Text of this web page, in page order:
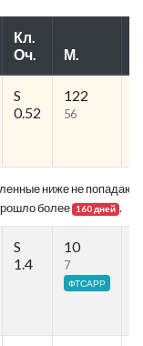
Кл.
Оч.
М.
S
0.52
122
56
ниже не попадают
более 160 дней .
S
1.4
10
7
ФТСАРР